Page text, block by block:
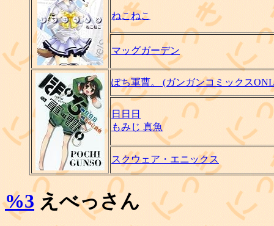
ねこねこ
マッグガーデン
ぽち軍曹。 (ガンガンコミックス
日日日
もみじ 真魚
スクウェア・エニックス
%3 えべっさん